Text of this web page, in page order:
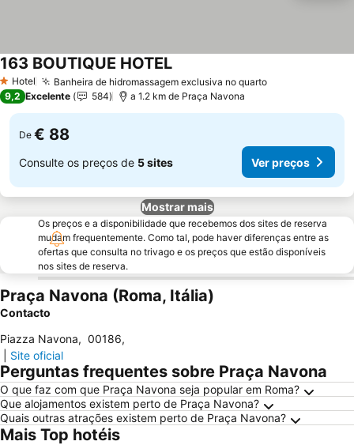
1 Estrelas
Hotel Banheira de hidromassagem exclusiva no quarto
163 BOUTIQUE HOTEL
9,2 Excelente 584 a 1.2 km de Praça Navona
De € 88
Consulte os preços de 5 sites Ver preços
Mostrar mais
Os preços e a disponibilidade que recebemos dos sites de reserva
mudam frequentemente. Como tal, pode haver diferenças entre as
ofertas que consulta no trivago e os preços que estão disponíveis
nos sites de reserva.
Praça Navona (Roma, Itália)
Contacto
Piazza Navona, 00186,
Site oficial
Perguntas frequentes sobre Praça Navona
O que faz com que Praça Navona seja popular em Roma?
Que alojamentos existem perto de Praça Navona?
Quais outras atrações existem perto de Praça Navona?
Mais Top hotéis